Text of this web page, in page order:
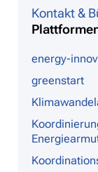
Kontakt &
energy-
greenstart